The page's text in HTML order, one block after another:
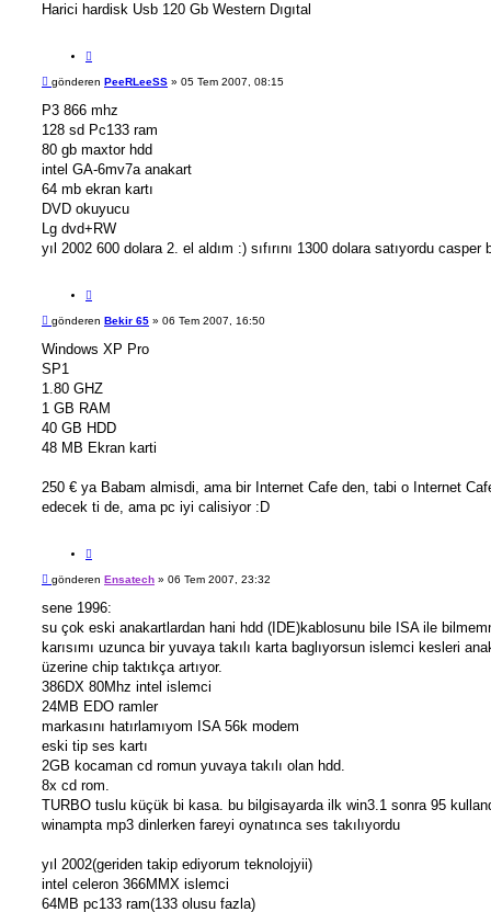
Harici hardisk Usb 120 Gb Western Dıgıtal
ı
t
ı
M
s
j
gönderen PeeRLeeSS » 05 Tem 2007, 08:15
P3 866 mhz
128 sd Pc133 ram
80 gb maxtor hdd
intel GA-6mv7a anakart
64 mb ekran kartı
DVD okuyucu
Lg dvd+RW
yıl 2002 600 dolara 2. el aldım :) sıfırını 1300 dolara satıyordu casper
ı
t
M
s
j
gönderen Bekir 65 » 06 Tem 2007, 16:50
Windows XP Pro
SP1
1.80 GHZ
1 GB RAM
40 GB HDD
48 MB Ekran karti
250 € ya Babam almisdi, ama bir Internet Cafe den, tabi o Internet
edecek ti de, ama pc iyi calisiyor :D
ı
t
ı
M
s
j
gönderen Ensatech » 06 Tem 2007, 23:32
sene 1996:
su çok eski anakartlardan hani hdd (IDE)kablosunu bile ISA ile
karısımı uzunca bir yuvaya takılı karta baglıyorsun islemci kesleri
üzerine chip taktıkça artıyor.
386DX 80Mhz intel islemci
24MB EDO ramler
markasını hatırlamıyom ISA 56k modem
eski tip ses kartı
2GB kocaman cd romun yuvaya takılı olan hdd.
8x cd rom.
TURBO tuslu küçük bi kasa. bu bilgisayarda ilk win3.1 sonra 95
winampta mp3 dinlerken fareyi oynatınca ses takılıyordu
yıl 2002(geriden takip ediyorum teknolojyii)
intel celeron 366MMX islemci
64MB pc133 ram(133 olusu fazla)